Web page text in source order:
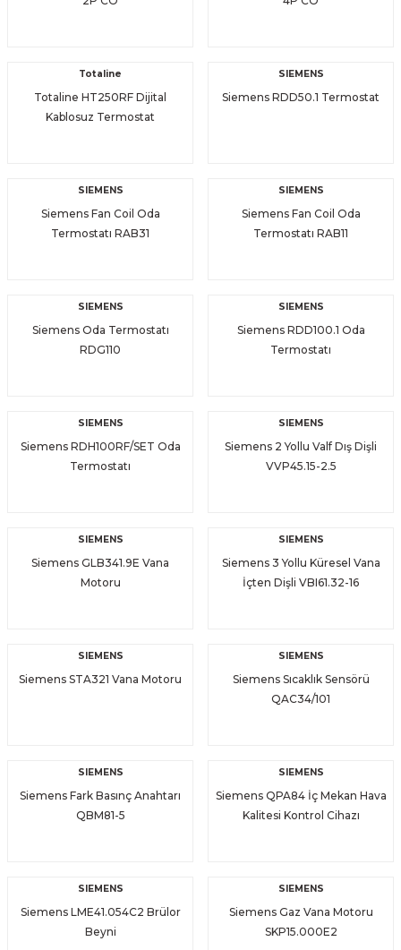
Totaline
Totaline HT250RF Dijital
Kablosuz Termostat
SIEMENS
Siemens RDD50.1 Termostat
SIEMENS
Siemens Fan Coil Oda
Termostatı RAB31
SIEMENS
Siemens Fan Coil Oda
Termostatı RAB11
SIEMENS
Siemens Oda Termostatı
RDG110
SIEMENS
Siemens RDD100.1 Oda
Termostatı
SIEMENS
Siemens RDH100RF/SET Oda
Termostatı
SIEMENS
Siemens 2 Yollu Valf Dış Dişli
VVP45.15-2.5
SIEMENS
Siemens GLB341.9E Vana
Motoru
SIEMENS
Siemens 3 Yollu Küresel Vana
İçten Dişli VBI61.32-16
SIEMENS
Siemens STA321 Vana Motoru
SIEMENS
Siemens Sıcaklık Sensörü
QAC34/101
SIEMENS
Siemens Fark Basınç Anahtarı
QBM81-5
SIEMENS
Siemens QPA84 İç Mekan Hava
Kalitesi Kontrol Cihazı
SIEMENS
Siemens LME41.054C2 Brülor
Beyni
SIEMENS
Siemens Gaz Vana Motoru
SKP15.000E2